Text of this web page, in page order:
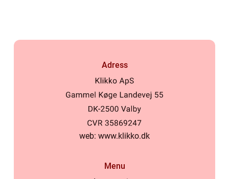
Adress
web: www.klikko.dk
Menu